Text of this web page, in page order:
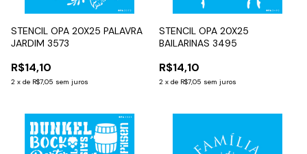
STENCIL OPA 20X25 PALAVRA
JARDIM 3573
R$14,10
2 x de R$7,05 sem juros
STENCIL OPA 20X25
BAILARINAS 3495
R$14,10
2 x de R$7,05 sem juros